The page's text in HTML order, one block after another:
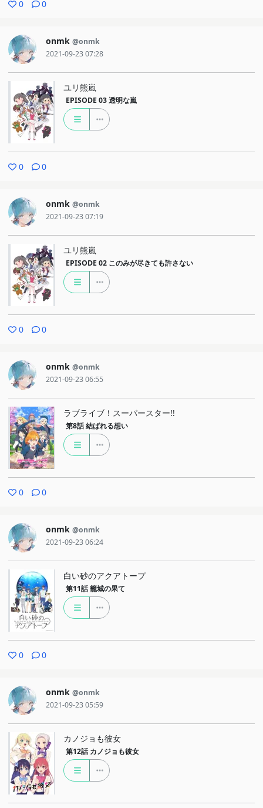
0 0
onmk @onmk
2021-09-23 07:28
ユリ熊嵐
EPISODE 03 透明な嵐
0 0
onmk @onmk
2021-09-23 07:19
ユリ熊嵐
EPISODE 02 このみが尽きても許さない
0 0
onmk @onmk
2021-09-23 06:55
ラブライブ！スーパースター!!
第8話 結ばれる想い
0 0
onmk @onmk
2021-09-23 06:24
白い砂のアクアトープ
第11話 籠城の果て
0 0
onmk @onmk
2021-09-23 05:59
カノジョも彼女
第12話 カノジョも彼女